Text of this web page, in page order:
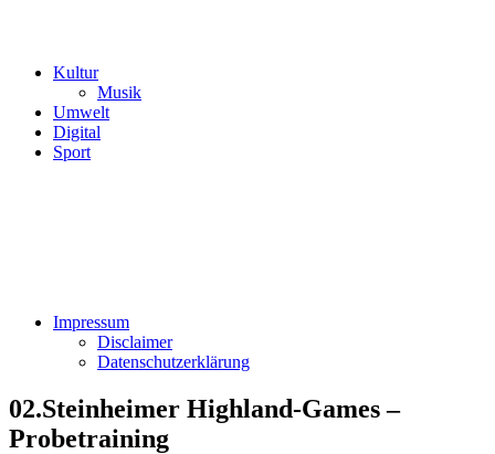
Kultur
Musik
Umwelt
Digital
Sport
Impressum
Disclaimer
Datenschutzerklärung
02.Steinheimer Highland-Games –
Probetraining